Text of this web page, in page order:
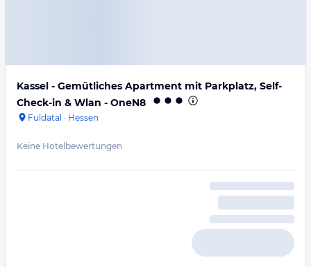
Kassel - Gemütliches Apartment mit Parkplatz, Self-
Check-in & Wlan - OneN8
Fuldatal · Hessen
Keine Hotelbewertungen